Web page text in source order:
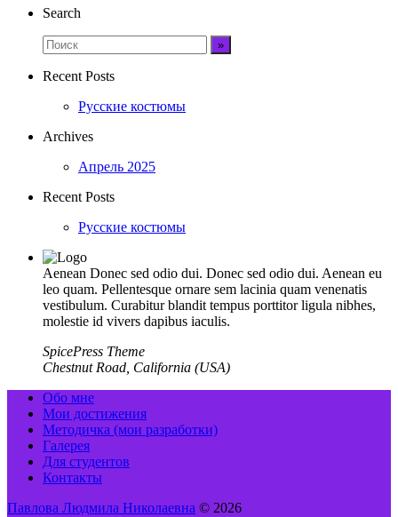
Search
Recent Posts
Русские костюмы
Archives
Апрель 2025
Recent Posts
Русские костюмы
Aenean Donec sed odio dui. Donec sed odio dui. Aenean eu
leo quam. Pellentesque ornare sem lacinia quam venenatis
vestibulum. Curabitur blandit tempus porttitor ligula nibhes,
molestie id vivers dapibus iaculis.
SpicePress Theme
Chestnut Road, California (USA)
Обо мне
Мои достижения
Методичка (мои разработки)
Галерея
Для студентов
Контакты
Павлова Людмила Николаевна © 2026